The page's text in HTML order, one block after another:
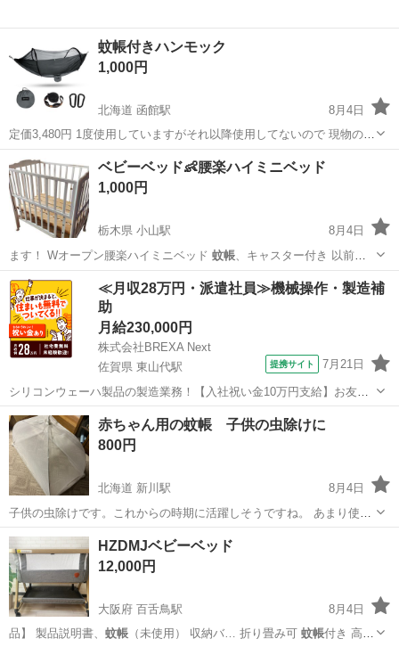
蚊帳付きハンモック
1,000円
北海道 函館駅
8月4日
定価3,480円 1度使用していますがそれ以降使用してないので 現物の写
真はありません。 ほぼ未使用に近いです！ 興味があって遊んでみるの
にはちょうど良いと思います。
北海道 函館駅 その他
ベビーベッド👶腰楽ハイミニベッド
1,000円
栃木県 小山駅
8月4日
ます！ Wオープン腰楽ハイミニベッド 蚊帳、キャスター付き 以前に
こちらでお譲…
栃木 小山市 小山駅 ベビー用品
≪月収28万円・派遣社員≫機械操作・製造補
助
月給230,000円
株式会社BREXA Next
佐賀県 東山代駅
提携サイト 7月21日
シリコンウェーハ製品の製造業務！【入社祝い金10万円支給】お友達
やカップルとの応募OK◎年間休日129日＆休出なしでプライベート充
実♪業務はクリーンルームで快適作業◎自社正社員登用制度あり★1食
300円～の格安食堂あり！《佐...
佐賀 伊万里市 東山代駅 その他
赤ちゃん用の蚊帳 子供の虫除けに
800円
北海道 新川駅
8月4日
子供の虫除けです。これからの時期に活躍しそうですね。 あまり使っ
てないです。 取りに来れる方
北海道 札幌市 カーテン、ブラインド
HZDMJベビーベッド
12,000円
大阪府 百舌鳥駅
8月4日
品】 製品説明書、 蚊帳 （未使用） 収納バ… 折り畳み可 蚊帳付き 高さ